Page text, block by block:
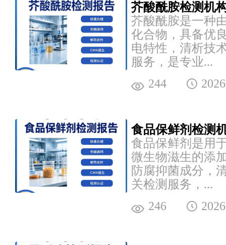
芥酸酰胺检测机
芥酸酰胺是一种
化合物，具备优
电特性，清析技
服务，是专业...
244
食品保鲜剂检测
食品保鲜剂是用
微生物滋生的添
防腐抑菌成分，
关检测服务，...
246